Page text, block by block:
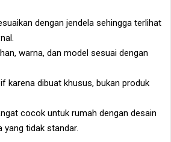
dengan jendela sehingga terlihat
warna, dan model sesuai dengan
karena dibuat khusus, bukan produk
cocok untuk rumah dengan desain
yang tidak standar.